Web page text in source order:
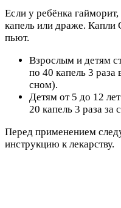
Если у ребёнка
капель или драже. Капли
пьют.
Взрослым и детям
по 40 капель 3
сном).
Детям от 5 до 12
20 капель 3 раза за
Перед применением
инструкцию к лекарству.